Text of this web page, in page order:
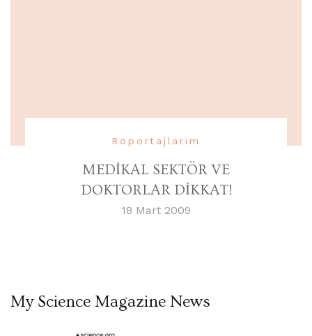
Röportajlarım
MEDİKAL SEKTÖR VE
DOKTORLAR DİKKAT!
18 Mart 2009
My Science Magazine News